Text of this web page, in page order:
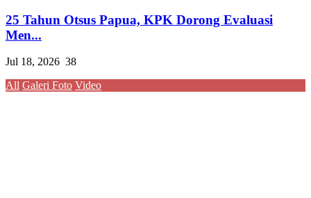
25 Tahun Otsus Papua, KPK Dorong Evaluasi
Men...
Jul 18, 2026 38
All Galeri Foto Video